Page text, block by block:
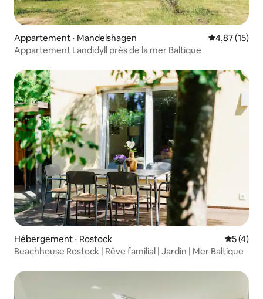
Appartement ⋅ Mandelshagen Évaluation
4,87 (15)
Appartement Landidyll près de la mer Baltique
Hébergement ⋅ Rostock
5 (4)
Beachhouse Rostock | Rêve familial | Jardin | Mer Baltique